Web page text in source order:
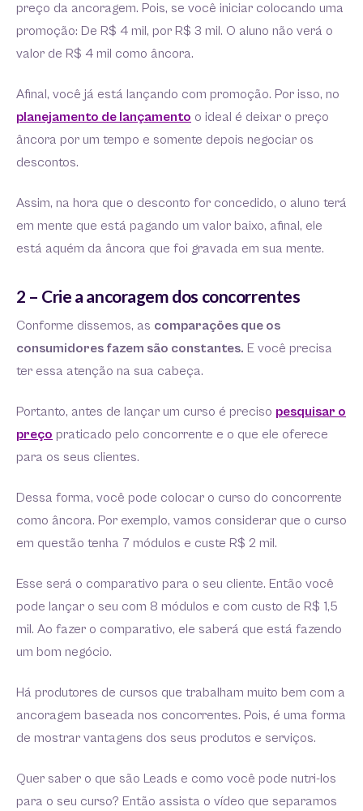
preço da ancoragem. Pois, se você iniciar colocando uma
promoção: De R$ 4 mil, por R$ 3 mil. O aluno não verá o
valor de R$ 4 mil como âncora.
Afinal, você já está lançando com promoção. Por isso, no
planejamento de lançamento o ideal é deixar o preço
âncora por um tempo e somente depois negociar os
descontos.
Assim, na hora que o desconto for concedido, o aluno terá
em mente que está pagando um valor baixo, afinal, ele
está aquém da âncora que foi gravada em sua mente.
2 – Crie a ancoragem dos concorrentes
Conforme dissemos, as comparações que os
consumidores fazem são constantes. E você precisa
ter essa atenção na sua cabeça.
Portanto, antes de lançar um curso é preciso pesquisar o
preço praticado pelo concorrente e o que ele oferece
para os seus clientes.
Dessa forma, você pode colocar o curso do concorrente
como âncora. Por exemplo, vamos considerar que o curso
em questão tenha 7 módulos e custe R$ 2 mil.
Esse será o comparativo para o seu cliente. Então você
pode lançar o seu com 8 módulos e com custo de R$ 1,5
mil. Ao fazer o comparativo, ele saberá que está fazendo
um bom negócio.
Há produtores de cursos que trabalham muito bem com a
ancoragem baseada nos concorrentes. Pois, é uma forma
de mostrar vantagens dos seus produtos e serviços.
Quer saber o que são Leads e como você pode nutri-los
para o seu curso? Então assista o vídeo que separamos